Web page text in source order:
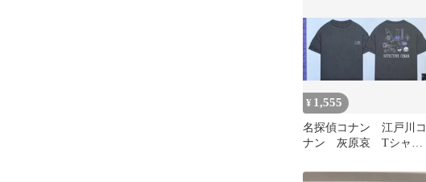
¥ 1,555
名探偵コナン 江戸川コ
ナン 灰原哀 Tシャ